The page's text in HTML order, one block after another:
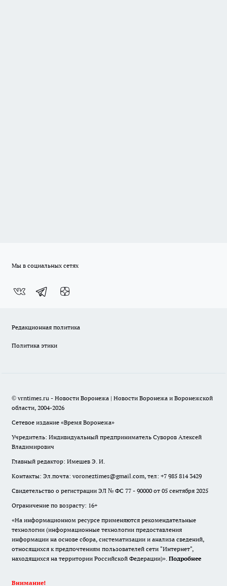
Мы в социальных сетях
Редакционная политика
Политика этики
© vrntimes.ru - Новости Воронежа | Новости Воронежа и Воронежской
области, 2004-2026
Сетевое издание «Время Воронежа»
Учредитель: Индивидуальный предприниматель Суворов Алексей
Владимирович
Главный редактор: Имешев Э. И.
Контакты: Эл.почта: voroneztimes@gmail.com, тел: +7 985 814 3429
Свидетельство о регистрации ЭЛ № ФС 77 - 90000 от 05 сентября 2025
Ограничение по возрасту: 16+
«На информационном ресурсе применяются рекомендательные
технологии (информационные технологии предоставления
информации на основе сбора, систематизации и анализа сведений,
относящихся к предпочтениям пользователей сети "Интернет",
находящихся на территории Российской Федерации)». Подробнее
Внимание!